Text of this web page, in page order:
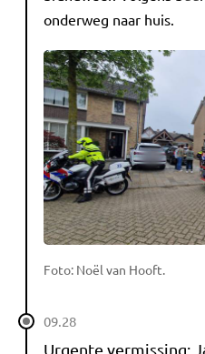
onderweg naar huis.
Foto: Noël van Hooft.
09.28
Urgente vermissing: